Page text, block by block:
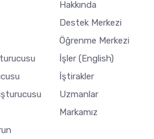
Hakkında
Destek Merkezi
Öğrenme Merkezi
İşler (English)
İştirakler
Uzmanlar
Markamız